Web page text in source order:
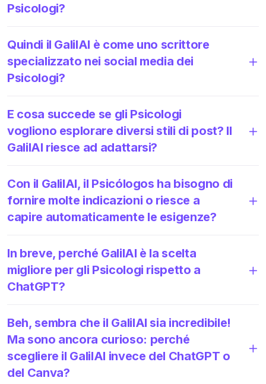
Psicologi?
Quindi il GalilAI è come uno scrittore
specializzato nei social media dei
Psicologi?
E cosa succede se gli Psicologi
vogliono esplorare diversi stili di post? Il
GalilAI riesce ad adattarsi?
Con il GalilAI, il Psicólogos ha bisogno di
fornire molte indicazioni o riesce a
capire automaticamente le esigenze?
In breve, perché GalilAI è la scelta
migliore per gli Psicologi rispetto a
ChatGPT?
Beh, sembra che il GalilAI sia incredibile!
Ma sono ancora curioso: perché
scegliere il GalilAI invece del ChatGPT o
del Canva?